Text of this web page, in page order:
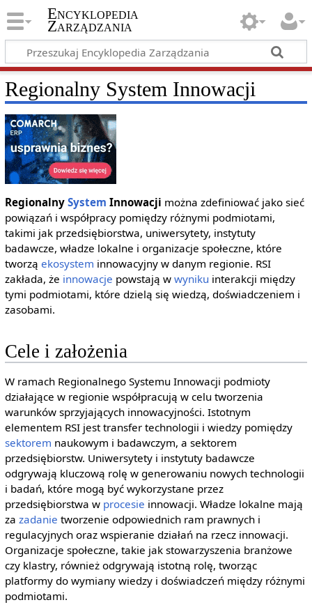
Encyklopedia
Zarządzania
Regionalny System Innowacji
Regionalny System Innowacji można zdefiniować jako sieć
powiązań i współpracy pomiędzy różnymi podmiotami,
takimi jak przedsiębiorstwa, uniwersytety, instytuty
badawcze, władze lokalne i organizacje społeczne, które
tworzą ekosystem innowacyjny w danym regionie. RSI
zakłada, że innowacje powstają w wyniku interakcji między
tymi podmiotami, które dzielą się wiedzą, doświadczeniem i
zasobami.
Cele i założenia
W ramach Regionalnego Systemu Innowacji podmioty
działające w regionie współpracują w celu tworzenia
warunków sprzyjających innowacyjności. Istotnym
elementem RSI jest transfer technologii i wiedzy pomiędzy
sektorem naukowym i badawczym, a sektorem
przedsiębiorstw. Uniwersytety i instytuty badawcze
odgrywają kluczową rolę w generowaniu nowych technologii
i badań, które mogą być wykorzystane przez
przedsiębiorstwa w procesie innowacji. Władze lokalne mają
za zadanie tworzenie odpowiednich ram prawnych i
regulacyjnych oraz wspieranie działań na rzecz innowacji.
Organizacje społeczne, takie jak stowarzyszenia branżowe
czy klastry, również odgrywają istotną rolę, tworząc
platformy do wymiany wiedzy i doświadczeń między różnymi
podmiotami.